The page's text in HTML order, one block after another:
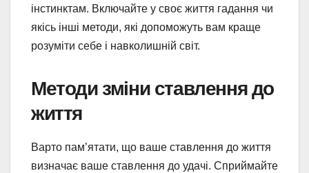
інстинктам. Включайте у своє життя гадання чи
якісь інші методи, які допоможуть вам краще
розуміти себе і навколишній світ.
Методи зміни ставлення до
життя
Варто пам’ятати, що ваше ставлення до життя
визначає ваше ставлення до удачі. Сприймайте